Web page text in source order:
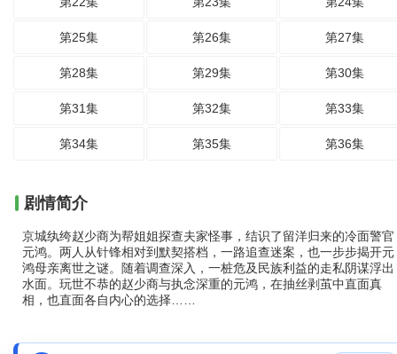
第25集 第26集 第27集
第28集 第29集 第30集
第31集 第32集 第33集
第34集 第35集 第36集
剧情简介
京城纨绔赵少商为帮姐姐探查夫家怪事，结识了留洋归来的冷面警官
元鸿。两人从针锋相对到默契搭档，一路追查迷案，也一步步揭开元
鸿母亲离世之谜。随着调查深入，一桩危及民族利益的走私阴谋浮出
水面。玩世不恭的赵少商与执念深重的元鸿，在抽丝剥茧中直面真
相，也直面各自内心的选择……